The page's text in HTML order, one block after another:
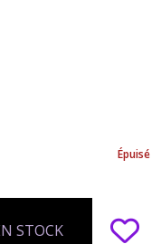
Épuisé
STOCK